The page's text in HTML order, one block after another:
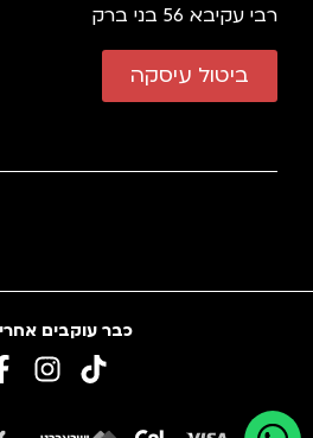
רבי עקיבא 56 בני ברק
ביטול עיסקה
כבר עוקבים אחרינו?